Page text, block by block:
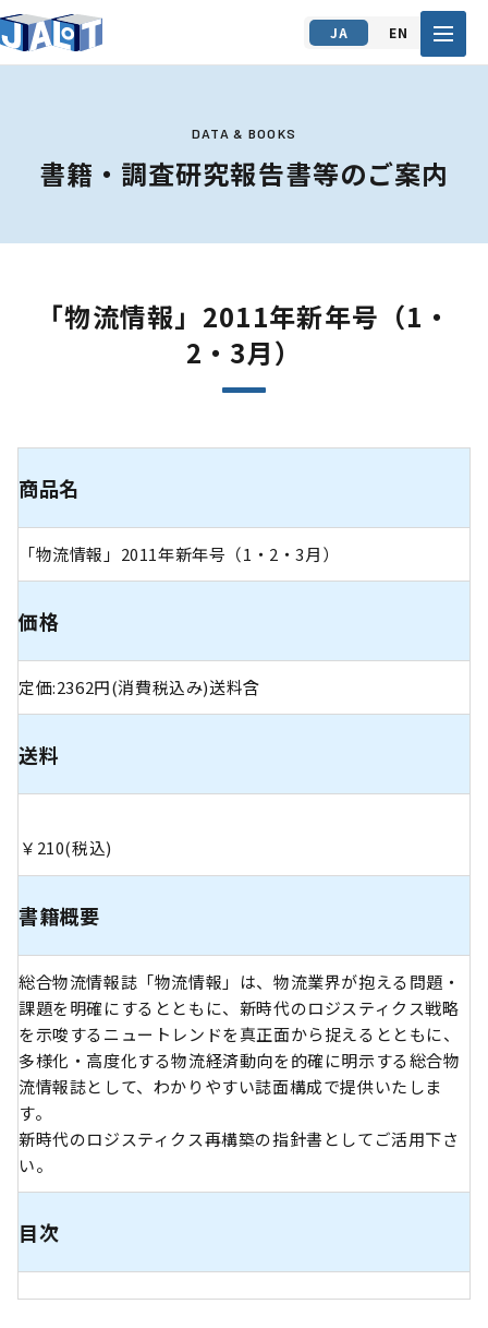
JA EN
DATA & BOOKS
書籍・調査研究報告書等のご案内
「物流情報」2011年新年号（1・
2・3月）
商品名
「物流情報」2011年新年号（1・2・3月）
価格
定価:2362円(消費税込み)送料含
送料
￥210(税込)
書籍概要
総合物流情報誌「物流情報」は、物流業界が抱える問題・
課題を明確にするとともに、新時代のロジスティクス戦略
を示唆するニュートレンドを真正面から捉えるとともに、
多様化・高度化する物流経済動向を的確に明示する総合物
流情報誌として、わかりやすい誌面構成で提供いたしま
す。
新時代のロジスティクス再構築の指針書としてご活用下さ
い。
目次